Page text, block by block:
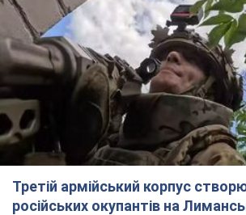
Третій армійський корпус
російських окупантів на